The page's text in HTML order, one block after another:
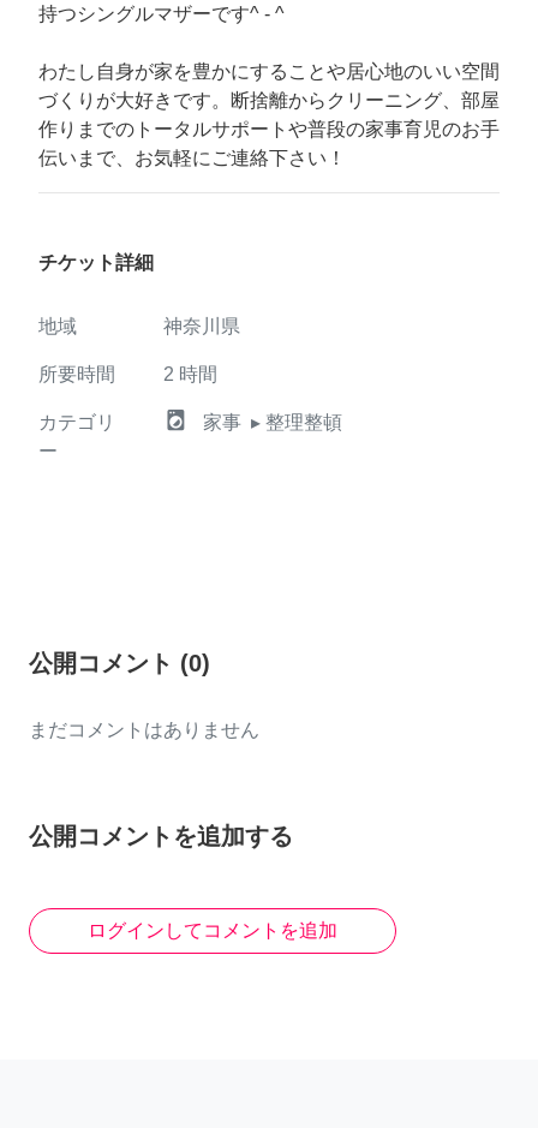
持つシングルマザーです^ - ^
わたし自身が家を豊かにすることや居心地のいい空間
づくりが大好きです。断捨離からクリーニング、部屋
作りまでのトータルサポートや普段の家事育児のお手
伝いまで、お気軽にご連絡下さい！
チケット詳細
地域 神奈川県
所要時間 2 時間
カテゴリ
ー
local_laundry_service 家事 ▸ 整理整頓
公開コメント (0)
まだコメントはありません
公開コメントを追加する
ログインしてコメントを追加